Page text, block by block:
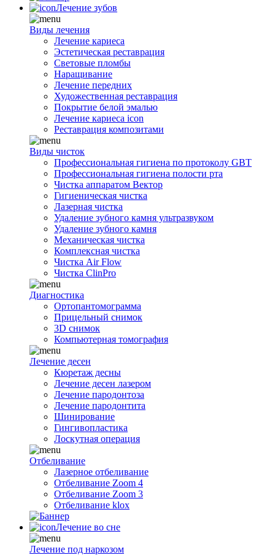
Лечение зубов
Виды лечения
Лечение кариеса
Эстетическая реставрация
Световые пломбы
Наращивание
Лечение передних
Художественная реставрация
Покрытие белой эмалью
Лечение кариеса icon
Реставрация композитами
Виды чисток
Профессиональная гигиена по протоколу GBT
Профессиональная гигиена полости рта
Чистка аппаратом Вектор
Гигиеническая чистка
Лазерная чистка
Удаление зубного камня ультразвуком
Удаление зубного камня
Механическая чистка
Комплексная чистка
Чистка Air Flow
Чистка ClinPro
Диагностика
Ортопантомограмма
Прицельный снимок
3D снимок
Компьютерная томография
Лечение десен
Кюретаж десны
Лечение десен лазером
Лечение пародонтоза
Лечение пародонтита
Шинирование
Гингивопластика
Лоскутная операция
Отбеливание
Лазерное отбеливание
Отбеливание Zoom 4
Отбеливание Zoom 3
Отбеливание klox
Лечение во сне
Лечение под наркозом